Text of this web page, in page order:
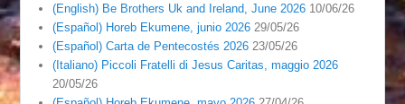
(English) Be Brothers Uk and Ireland, June 2026 10/06/26
(Español) Horeb Ekumene, junio 2026 29/05/26
(Español) Carta de Pentecostés 2026 23/05/26
(Italiano) Piccoli Fratelli di Jesus Caritas, maggio 2026
20/05/26